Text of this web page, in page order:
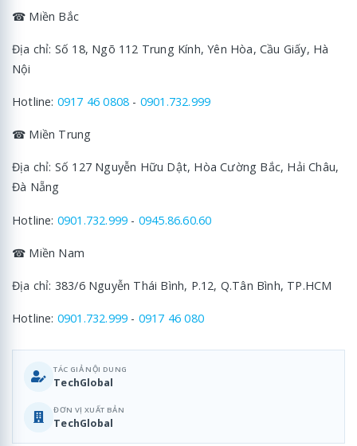
☎ Miền Bắc
Địa chỉ: Số 18, Ngõ 112 Trung Kính, Yên Hòa, Cầu Giấy, Hà
Nội
Hotline: 0917 46 0808 - 0901.732.999
☎ Miền Trung
Địa chỉ: Số 127 Nguyễn Hữu Dật, Hòa Cường Bắc, Hải Châu,
Đà Nẵng
Hotline: 0901.732.999 - 0945.86.60.60
☎ Miền Nam
Địa chỉ: 383/6 Nguyễn Thái Bình, P.12, Q.Tân Bình, TP.HCM
Hotline: 0901.732.999 - 0917 46 080
TÁC GIẢ NỘI DUNG
TechGlobal
ĐƠN VỊ XUẤT BẢN
TechGlobal